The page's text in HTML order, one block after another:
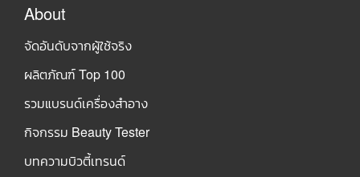
About
จัดอันดับจากผู้ใช้จริง
ผลิตภัณฑ์ Top 100
รวมแบรนด์เครื่องสำอาง
กิจกรรม Beauty Tester
บทความบิวตี้เทรนด์